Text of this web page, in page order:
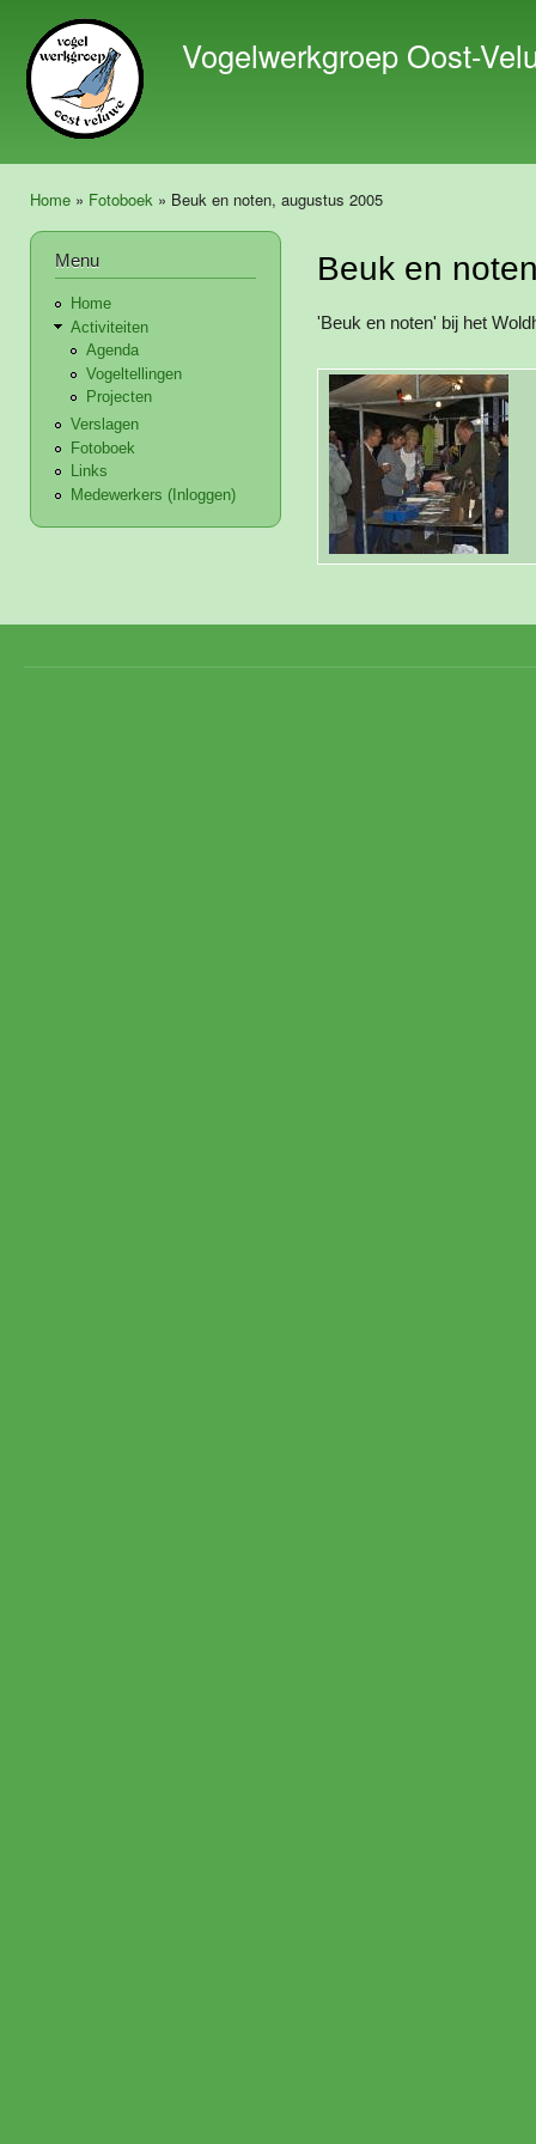
en
de
Vogelwerkgroep Oost-
Home » Fotoboek » Beuk en noten, augustus 2005
Menu
Home
Activiteiten
Agenda
Vogeltellingen
Projecten
Verslagen
Fotoboek
Links
Medewerkers (Inloggen)
Beuk en
'Beuk en noten' bij het